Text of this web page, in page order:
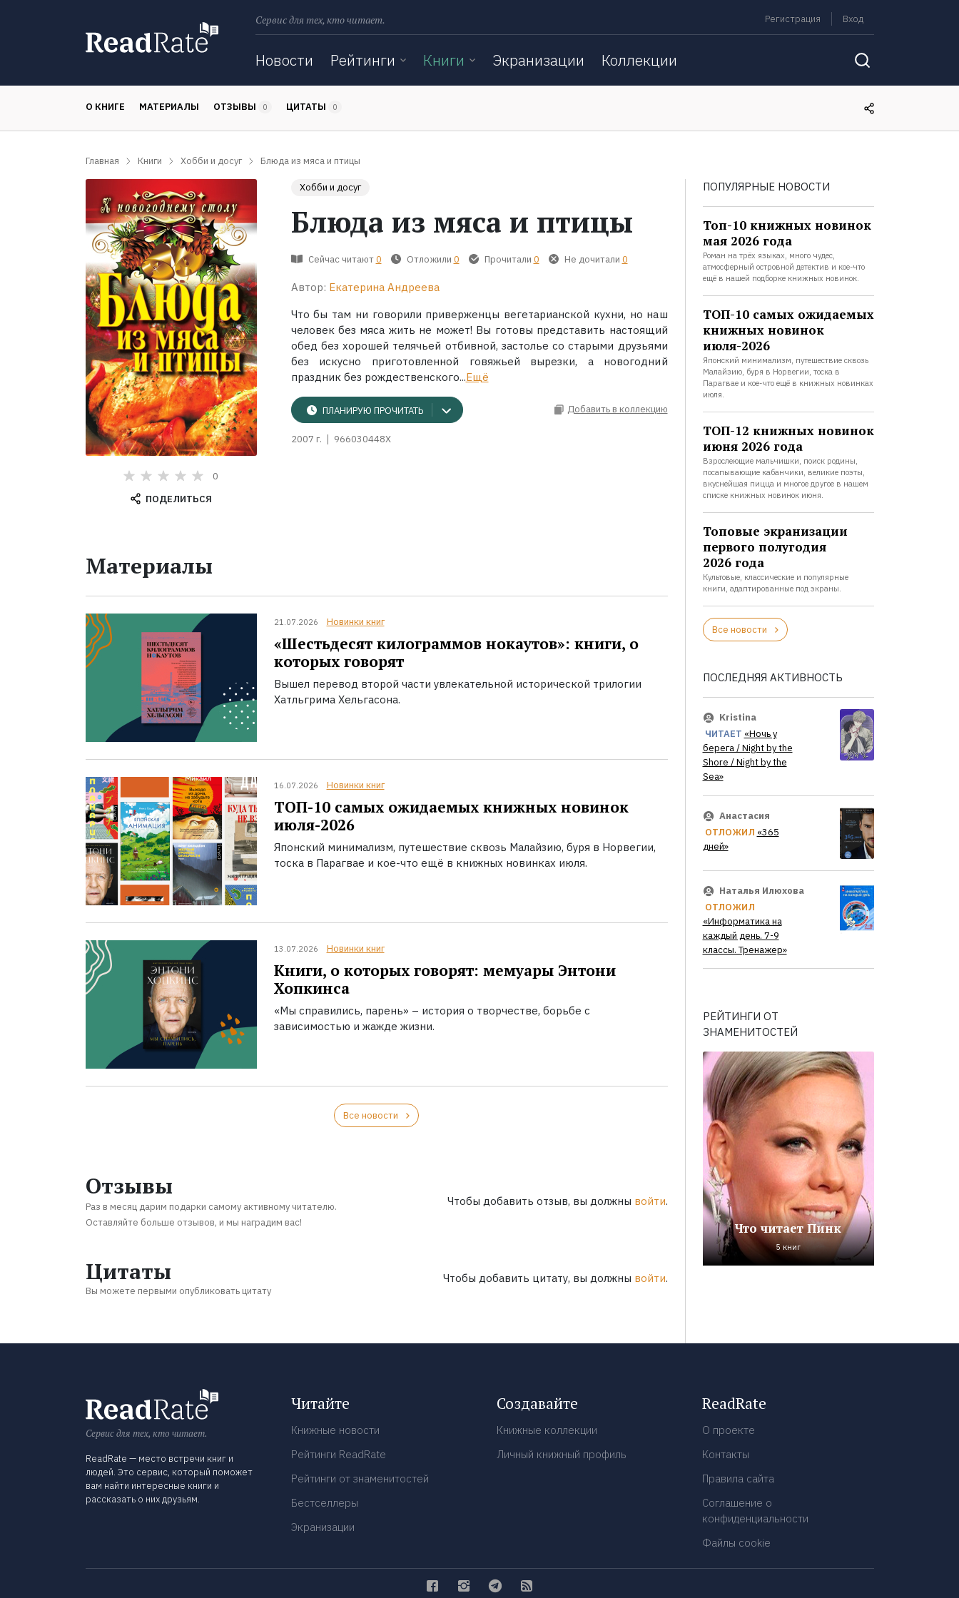
Сервис для тех, кто читает. Регистрация Вход
Новости Рейтинги Книги Экранизации Коллекции
О КНИГЕ МАТЕРИАЛЫ ОТЗЫВЫ 0 ЦИТАТЫ 0
Главная Книги Хобби и досуг Блюда из мяса и птицы
0
ПОДЕЛИТЬСЯ
Хобби и досуг
Блюда из мяса и птицы
Сейчас читают 0 Отложили 0 Прочитали 0 Не дочитали 0
Автор: Екатерина Андреева
Что бы там ни говорили приверженцы вегетарианской кухни, но наш
человек без мяса жить не может! Вы готовы представить настоящий
обед без хорошей телячьей отбивной, застолье со старыми друзьями
без искусно приготовленной говяжьей вырезки, а новогодний
праздник без рождественского...Ещё
ПЛАНИРУЮ ПРОЧИТАТЬ Добавить в коллекцию
2007 г. 966030448X
Материалы
21.07.2026 Новинки книг
«Шестьдесят килограммов нокаутов»: книги, о
которых говорят
Вышел перевод второй части увлекательной исторической трилогии
Хатльгрима Хельгасона.
16.07.2026 Новинки книг
ТОП-10 самых ожидаемых книжных новинок
июля-2026
Японский минимализм, путешествие сквозь Малайзию, буря в Норвегии,
тоска в Парагвае и кое-что ещё в книжных новинках июля.
13.07.2026 Новинки книг
Книги, о которых говорят: мемуары Энтони
Хопкинса
«Мы справились, парень» – история о творчестве, борьбе с
зависимостью и жажде жизни.
Все новости
Отзывы
Раз в месяц дарим подарки самому активному читателю.
Оставляйте больше отзывов, и мы наградим вас!
Чтобы добавить отзыв, вы должны войти.
Цитаты
Вы можете первыми опубликовать цитату
Чтобы добавить цитату, вы должны войти.
ПОПУЛЯРНЫЕ НОВОСТИ
Топ-10 книжных новинок
мая 2026 года
Роман на трёх языках, много чудес,
атмосферный островной детектив и кое-что
ещё в нашей подборке книжных новинок.
ТОП-10 самых ожидаемых
книжных новинок
июля-2026
Японский минимализм, путешествие сквозь
Малайзию, буря в Норвегии, тоска в
Парагвае и кое-что ещё в книжных новинках
июля.
ТОП-12 книжных новинок
июня 2026 года
Взрослеющие мальчишки, поиск родины,
посапывающие кабанчики, великие поэты,
вкуснейшая пицца и многое другое в нашем
списке книжных новинок июня.
Топовые экранизации
первого полугодия
2026 года
Культовые, классические и популярные
книги, адаптированные под экраны.
Все новости
ПОСЛЕДНЯЯ АКТИВНОСТЬ
Kristina
ЧИТАЕТ «Ночь у
берега / Night by the
Shore / Night by the
Sea»
Анастасия
ОТЛОЖИЛ «365
дней»
Наталья Илюхова
ОТЛОЖИЛ
«Информатика на
каждый день. 7-9
классы. Тренажер»
РЕЙТИНГИ ОТ
ЗНАМЕНИТОСТЕЙ
Что читает Пинк
5 книг
Сервис для тех, кто читает.
ReadRate — место встречи книг и
людей. Это сервис, который поможет
вам найти интересные книги и
рассказать о них друзьям.
Читайте
Книжные новости
Рейтинги ReadRate
Рейтинги от знаменитостей
Бестселлеры
Экранизации
Создавайте
Книжные коллекции
Личный книжный профиль
ReadRate
О проекте
Контакты
Правила сайта
Соглашение о
конфиденциальности
Файлы cookie